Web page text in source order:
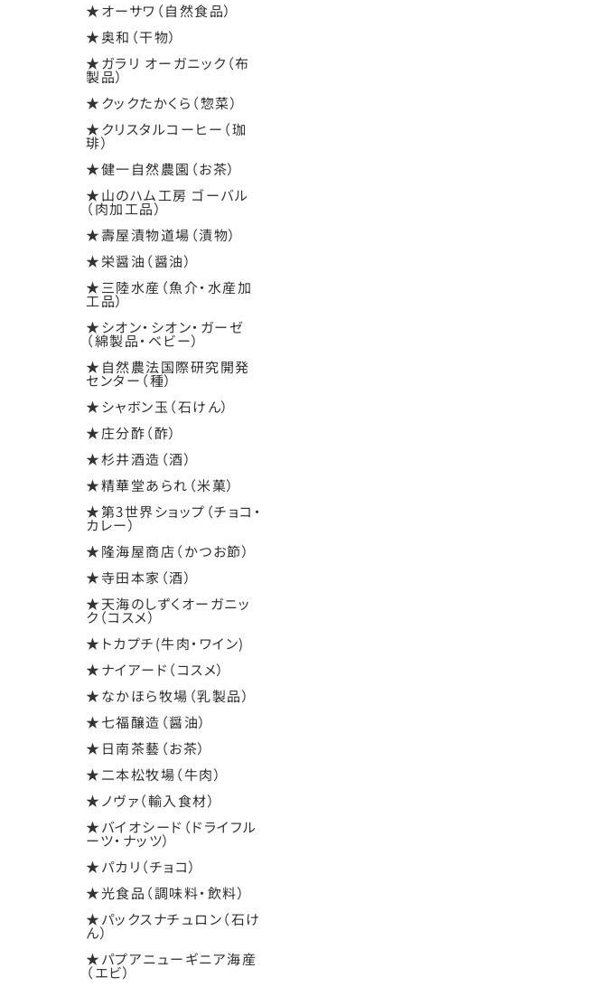
★オーサワ（自然食品）
★奥和（干物）
★ガラリ オーガニック（布
製品）
★クックたかくら（惣菜）
★クリスタルコーヒー（珈
琲）
★健一自然農園（お茶）
★山のハム工房 ゴーバル
（肉加工品）
★壽屋漬物道場（漬物）
★栄醤油（醤油）
★三陸水産（魚介・水産加
工品）
★シオン・シオン・ガーゼ
（綿製品・ベビー）
★自然農法国際研究開発
センター（種）
★シャボン玉（石けん）
★庄分酢（酢）
★杉井酒造（酒）
★精華堂あられ（米菓）
★第3世界ショップ（チョコ・
カレー）
★隆海屋商店（かつお節）
★寺田本家（酒）
★天海のしずくオーガニッ
ク（コスメ）
★トカプチ(牛肉・ワイン)
★ナイアード（コスメ）
★なかほら牧場（乳製品）
★七福醸造（醤油）
★日南茶藝（お茶）
★二本松牧場（牛肉）
★ノヴァ（輸入食材）
★バイオシード（ドライフル
ーツ・ナッツ）
★パカリ（チョコ）
★光食品（調味料・飲料）
★パックスナチュロン（石け
ん）
★パプアニューギニア海産
（エビ）